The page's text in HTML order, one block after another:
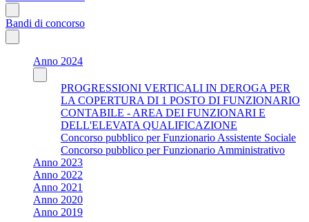
Bandi di concorso
Anno 2024
PROGRESSIONI VERTICALI IN DEROGA PER
LA COPERTURA DI 1 POSTO DI FUNZIONARIO
CONTABILE - AREA DEI FUNZIONARI E
DELL'ELEVATA QUALIFICAZIONE
Concorso pubblico per Funzionario Assistente Sociale
Concorso pubblico per Funzionario Amministrativo
Anno 2023
Anno 2022
Anno 2021
Anno 2020
Anno 2019